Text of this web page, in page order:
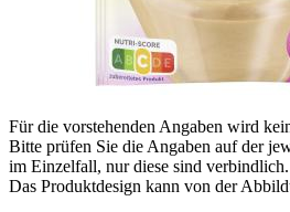
Für die vorstehenden Angaben wird
Bitte prüfen Sie die Angaben auf der
im Einzelfall, nur diese sind verbindlich.
Das Produktdesign kann von der